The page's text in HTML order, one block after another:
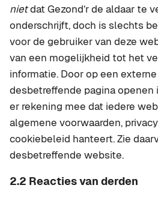
nietdat Gezond’r de aldaar te
onderschrijft, doch is slechts
voor de gebruiker van deze
van een mogelijkheid tot het
informatie. Door op een
desbetreffende pagina openen
er rekening mee dat iedere
algemene voorwaarden,
cookiebeleid hanteert. Zie
desbetreffende website.
2.2 Reacties van derden